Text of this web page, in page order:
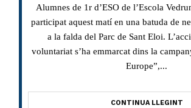
Alumnes de 1r d’ESO de l’Escola
participat aquest matí en una batuda de
a la falda del Parc de Sant Eloi.
voluntariat s’ha emmarcat dins la
Europe”,...
CONTINUA LLEGINT